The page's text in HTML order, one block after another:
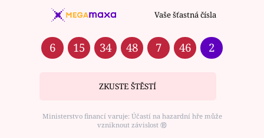
Vaše šťastná čísla
6 15 34 48 7 46 2
ZKUSTE ŠTĚSTÍ
Ministerstvo financí varuje: Účastí na hazardní hře může
vzniknout závislost ⑱